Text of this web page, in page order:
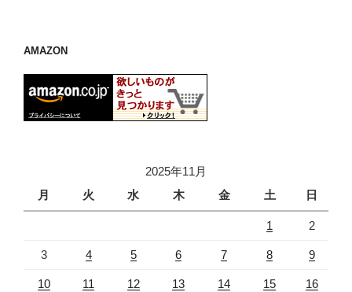
AMAZON
2025年11月
月
火 水 木 金 土 日
1 2
3 4 5 6 7 8 9
10 11 12 13 14 15 16